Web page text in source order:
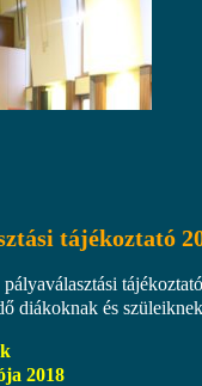
tájékoztató
diákoknak és
2018